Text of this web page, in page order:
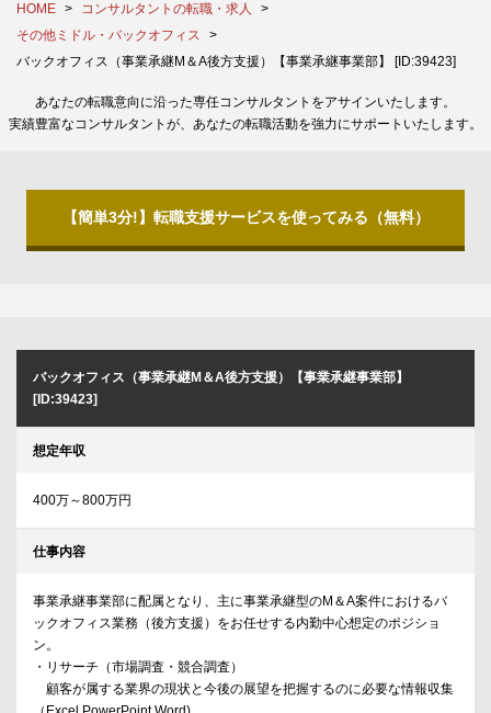
HOME
コンサルタントの転職・求人
その他ミドル・バックオフィス
バックオフィス（事業承継M＆A後方支援）【事業承継事業部】 [ID:39423]
あなたの転職意向に沿った専任コンサルタントをアサインいたします。
実績豊富なコンサルタントが、あなたの転職活動を強力にサポートいたします。
【簡単3分!】転職支援サービスを使ってみる（無料）
バックオフィス（事業承継M＆A後方支援）【事業承継事業部】
[ID:39423]
想定年収
400万～800万円
仕事内容
事業承継事業部に配属となり、主に事業承継型のM＆A案件におけるバ
ックオフィス業務（後方支援）をお任せする内勤中心想定のポジショ
ン。
・リサーチ（市場調査・競合調査）
顧客が属する業界の現状と今後の展望を把握するのに必要な情報収集